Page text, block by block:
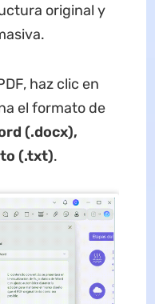
original y
haz clic en
el formato de
(.docx),
(.txt).